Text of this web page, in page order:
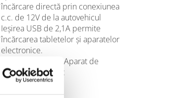
încărcare directă prin conexiunea
c.c. de 12V de la autovehicul
Ieşirea USB de 2,1A permite
încărcarea tabletelor şi aparatelor
electronice.
Pachet de livrare: Aparat de
încărcare automat